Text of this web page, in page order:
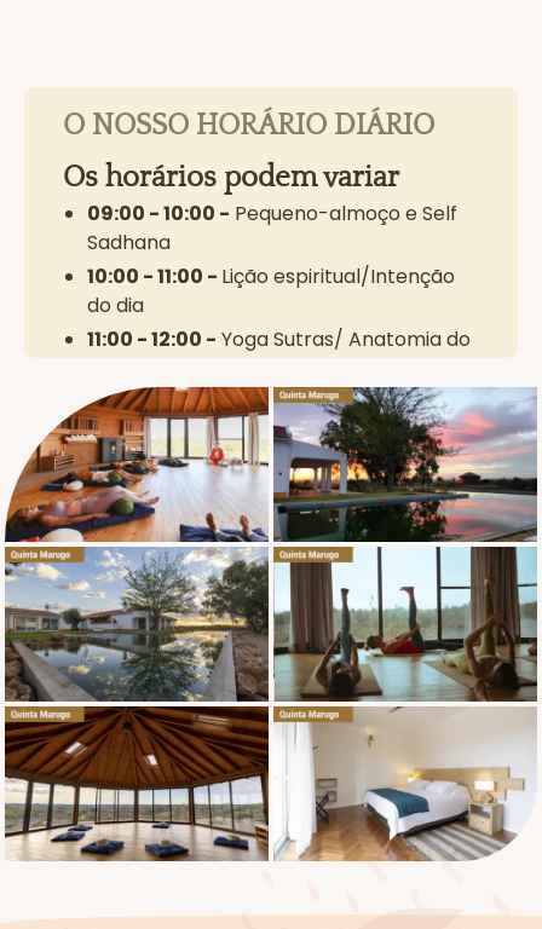
O NOSSO HORÁRIO DIÁRIO
Os horários podem variar
09:00 - 10:00 - Pequeno-almoço e Self
Sadhana
10:00 - 11:00 - Lição espiritual/Intenção
do dia
11:00 - 12:00 - Yoga Sutras/ Anatomia do
12:00 - 14:00 -Lanche e Self Sadhana
14:00 - 15:00 -Tópicos Especiais
15:00 - 18:00 -Arte de Ensinar e Arte do
Toque
18:00 - 19:00 -Jantar e Self Sadhana
19:00 - 20:00 -Satsang (Círculo
Sagrado)
Ler mais